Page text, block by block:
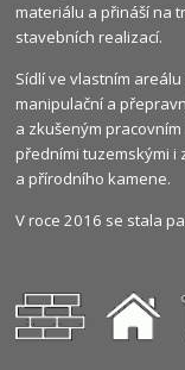
materiálu a přináší na
stavebních realizací.
Sídlí ve vlastním
manipulační a
a zkušeným
předními tuzemskými
a přírodního kamene.
V roce 2016 se stala